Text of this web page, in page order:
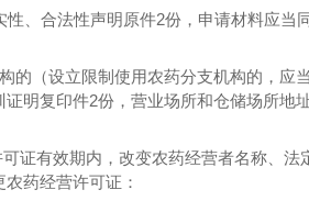
性、合法性声明原件2份，申请材料应当
的（设立限制使用农药分支机构的，应
证明复印件2份，营业场所和仓储场所地
证有效期内，改变农药经营者名称、
药经营许可证：